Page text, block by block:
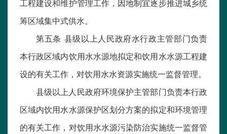
工程建设和维护管理工作，因地制宜逐步推进城乡统
筹区域集中式供水。
第五条 县级以上人民政府水行政主管部门负责
本行政区域内饮用水水源地拟定和饮用水水源工程建
设的有关工作，对饮用水水资源实施统一监督管理。
县级以上人民政府环境保护主管部门负责本行政
区域内饮用水水源保护区划分方案的拟定和环境管理
的有关工作，对饮用水水源污染防治实施统一监督管